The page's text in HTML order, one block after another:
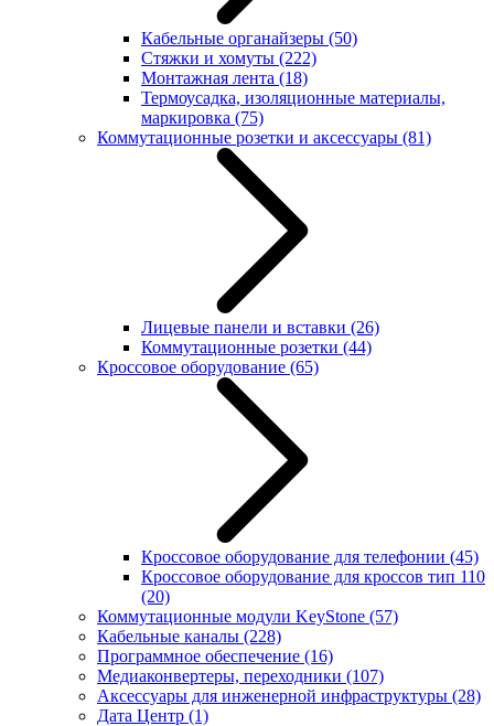
Кабельные органайзеры (50)
Стяжки и хомуты (222)
Монтажная лента (18)
Термоусадка, изоляционные материалы,
маркировка (75)
Коммутационные розетки и аксессуары (81)
Лицевые панели и вставки (26)
Коммутационные розетки (44)
Кроссовое оборудование (65)
Кроссовое оборудование для телефонии (45)
Кроссовое оборудование для кроссов тип 110
(20)
Коммутационные модули KeyStone (57)
Кабельные каналы (228)
Программное обеспечение (16)
Медиаконвертеры, переходники (107)
Аксессуары для инженерной инфраструктуры (28)
Дата Центр (1)